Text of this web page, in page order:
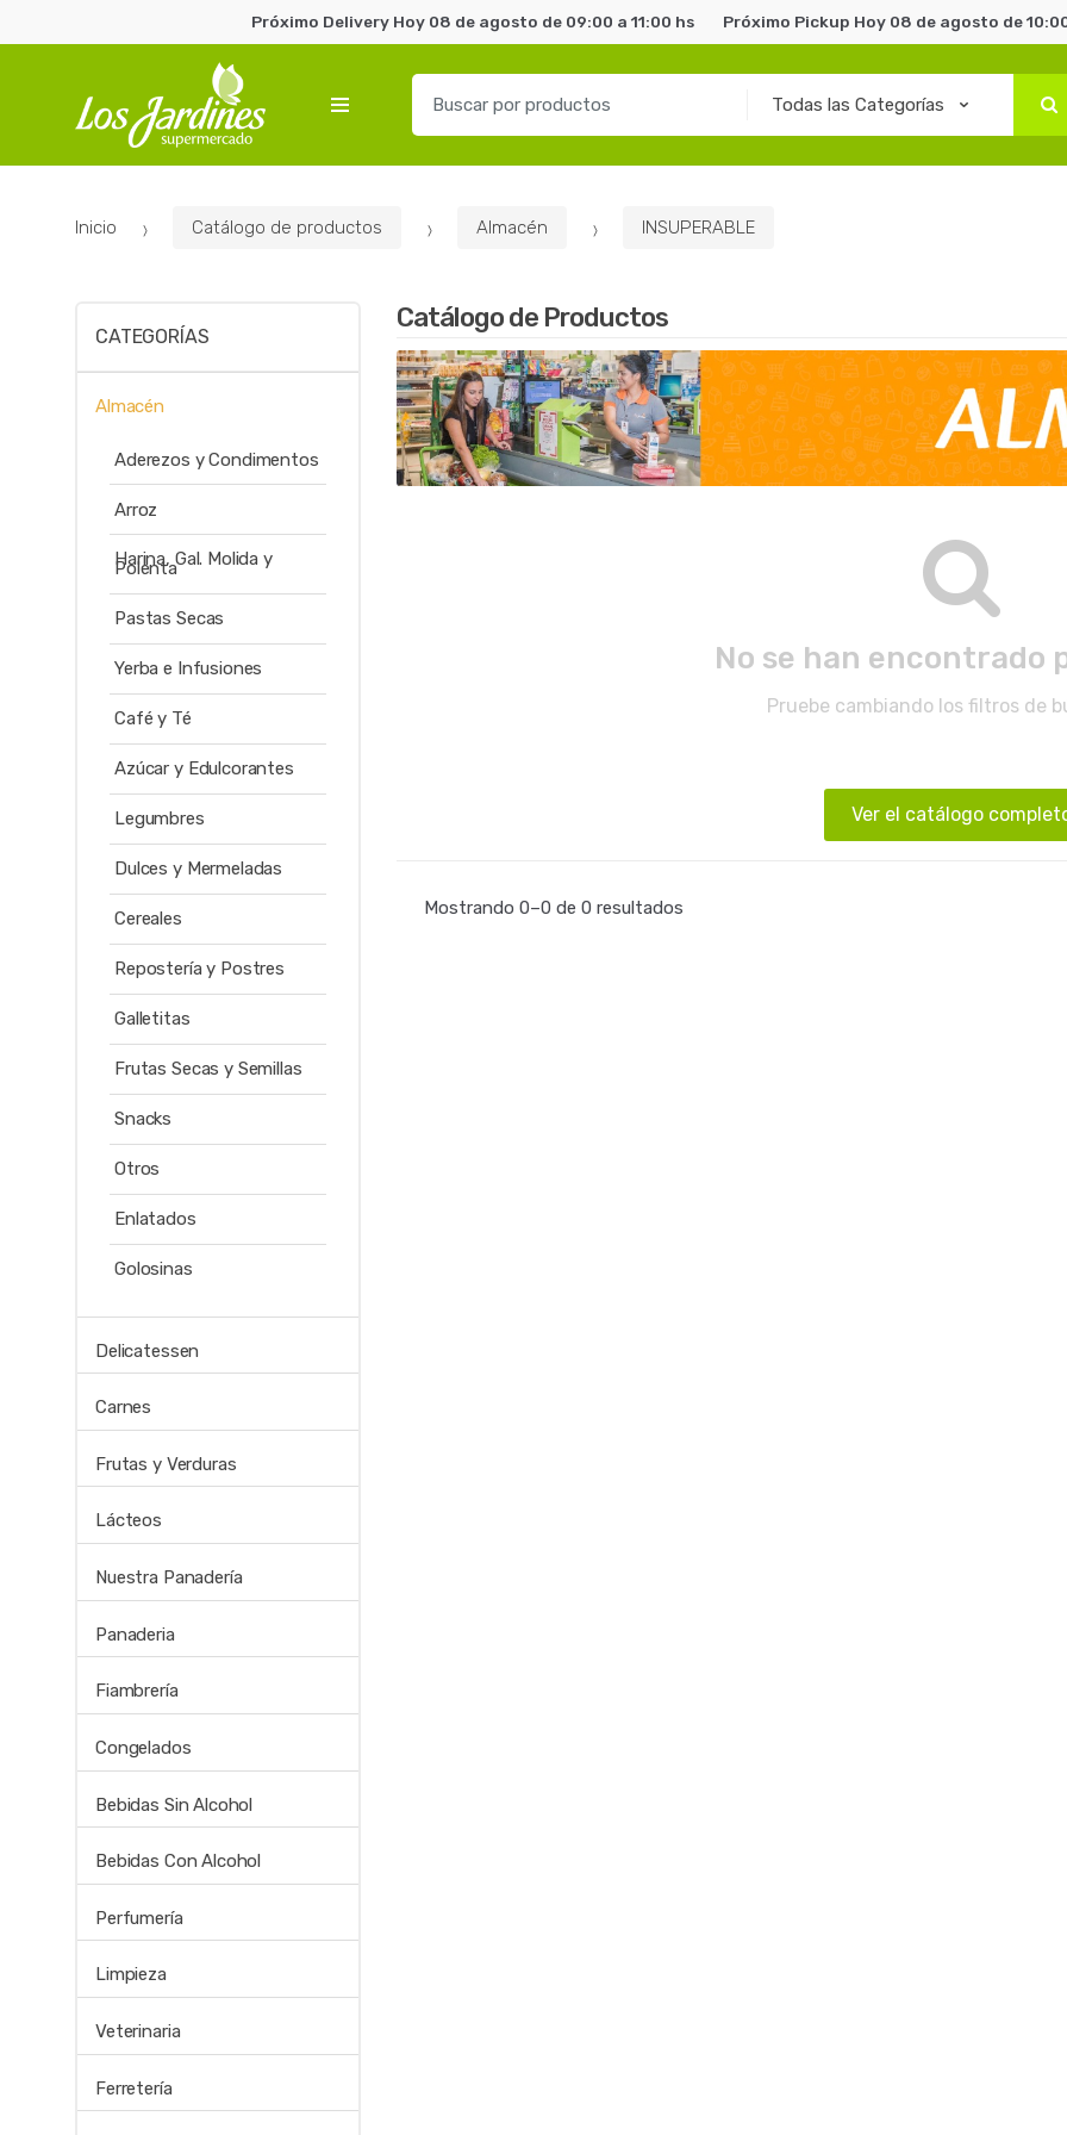
Próximo Delivery Hoy 08 de agosto de 09:00 a 11:00 hs Próximo Pickup Hoy 08 de agosto de
r
Inicio Catálogo de productos Almacén INSUPERABLE
Catálogo de Productos
No se han encontrado
Pruebe cambiando los filtros de
Ver el catálogo
Mostrando 0–0 de 0 resultados
CATEGORÍAS
Almacén
Aderezos y Condimentos
Arroz
Harina, Gal. Molida y
Polenta
Pastas Secas
Yerba e Infusiones
Café y Té
Azúcar y Edulcorantes
Legumbres
Dulces y Mermeladas
Cereales
Repostería y Postres
Galletitas
Frutas Secas y Semillas
Snacks
Otros
Enlatados
Golosinas
Delicatessen
Carnes
Frutas y Verduras
Lácteos
Nuestra Panadería
Panaderia
Fiambrería
Congelados
Bebidas Sin Alcohol
Bebidas Con Alcohol
Perfumería
Limpieza
Veterinaria
Ferretería